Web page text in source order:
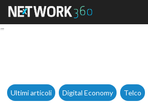
Ericsson,
Ultimi articoli Digital Economy Telco